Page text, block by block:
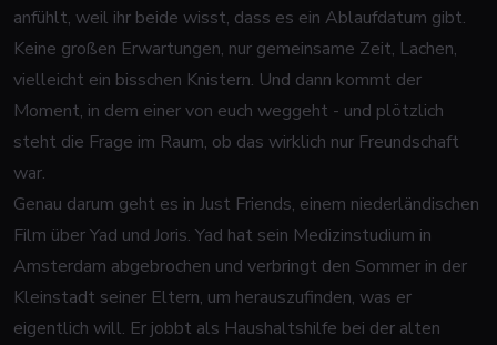
anfühlt, weil ihr beide wisst, dass es ein Ablaufdatum gibt.
Keine großen Erwartungen, nur gemeinsame Zeit, Lachen,
vielleicht ein bisschen Knistern. Und dann kommt der
Moment, in dem einer von euch weggeht - und plötzlich
steht die Frage im Raum, ob das wirklich nur Freundschaft
war.
Genau darum geht es in Just Friends, einem niederländischen
Film über Yad und Joris. Yad hat sein Medizinstudium in
Amsterdam abgebrochen und verbringt den Sommer in der
Kleinstadt seiner Eltern, um herauszufinden, was er
eigentlich will. Er jobbt als Haushaltshilfe bei der alten